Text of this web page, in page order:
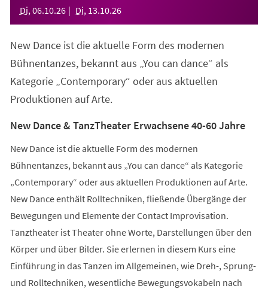
Di, 06.10.26 Di, 13.10.26
New Dance ist die aktuelle Form des modernen
Bühnentanzes, bekannt aus „You can dance“ als
Kategorie „Contemporary“ oder aus aktuellen
Produktionen auf Arte.
New Dance & TanzTheater Erwachsene 40-60 Jahre
New Dance ist die aktuelle Form des modernen
Bühnentanzes, bekannt aus „You can dance“ als Kategorie
„Contemporary“ oder aus aktuellen Produktionen auf Arte.
New Dance enthält Rolltechniken, fließende Übergänge der
Bewegungen und Elemente der Contact Improvisation.
Tanztheater ist Theater ohne Worte, Darstellungen über den
Körper und über Bilder. Sie erlernen in diesem Kurs eine
Einführung in das Tanzen im Allgemeinen, wie Dreh-, Sprung-
und Rolltechniken, wesentliche Bewegungsvokabeln nach